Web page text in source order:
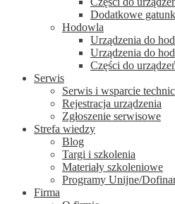
Dodatkowe
Hodowla
Urządzenia do
Urządzenia do
Części do
Serwis
Serwis i wsparcie
Rejestracja urządzenia
Zgłoszenie serwisowe
Strefa wiedzy
Blog
Targi i szkolenia
Materiały szkoleniowe
Programy Unijne/
Firma